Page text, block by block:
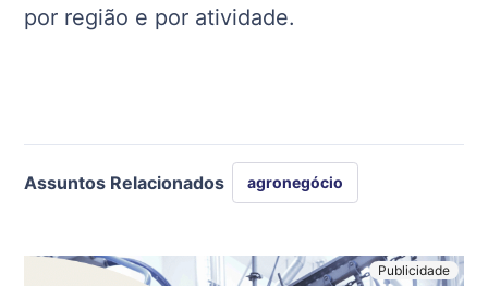
por região e por atividade.
Assuntos Relacionados agronegócio